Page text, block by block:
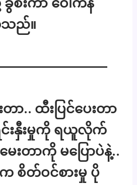
ည်။
တာ.. ထီးပြင်ပေးတာ
းနှီးမှုကို ရယူလိုက်
ေးတာကို မပြောပဲနဲ့..
စိတ်ဝင်စားမှု ပို